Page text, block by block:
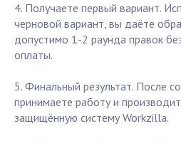
4. Получаете первый вариант.
черновой вариант, вы даёте
допустимо 1-2 раунда правок
оплаты.
5. Финальный результат. После
принимаете работу и
защищённую систему Workzilla.